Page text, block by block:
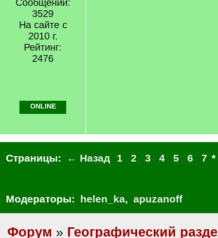
Сообщений:
3529
На сайте с
2010 г.
Рейтинг:
2476
ONLINE
Страницы: ← Назад 1 2 3 4 5 6 7 *
Модераторы: helen_ka, apuzanoff
Форум » Географический